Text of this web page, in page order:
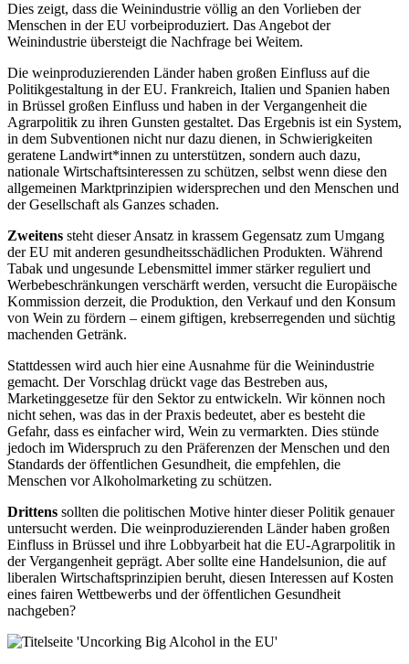
Dies zeigt, dass die Weinindustrie völlig an den Vorlieben der
Menschen in der EU vorbeiproduziert. Das Angebot der
Weinindustrie übersteigt die Nachfrage bei Weitem.
Die weinproduzierenden Länder haben großen Einfluss auf die
Politikgestaltung in der EU. Frankreich, Italien und Spanien haben
in Brüssel großen Einfluss und haben in der Vergangenheit die
Agrarpolitik zu ihren Gunsten gestaltet. Das Ergebnis ist ein System,
in dem Subventionen nicht nur dazu dienen, in Schwierigkeiten
geratene Landwirt*innen zu unterstützen, sondern auch dazu,
nationale Wirtschaftsinteressen zu schützen, selbst wenn diese den
allgemeinen Marktprinzipien widersprechen und den Menschen und
der Gesellschaft als Ganzes schaden.
Zweitens steht dieser Ansatz in krassem Gegensatz zum Umgang
der EU mit anderen gesundheitsschädlichen Produkten. Während
Tabak und ungesunde Lebensmittel immer stärker reguliert und
Werbebeschränkungen verschärft werden, versucht die Europäische
Kommission derzeit, die Produktion, den Verkauf und den Konsum
von Wein zu fördern – einem giftigen, krebserregenden und süchtig
machenden Getränk.
Stattdessen wird auch hier eine Ausnahme für die Weinindustrie
gemacht. Der Vorschlag drückt vage das Bestreben aus,
Marketinggesetze für den Sektor zu entwickeln. Wir können noch
nicht sehen, was das in der Praxis bedeutet, aber es besteht die
Gefahr, dass es einfacher wird, Wein zu vermarkten. Dies stünde
jedoch im Widerspruch zu den Präferenzen der Menschen und den
Standards der öffentlichen Gesundheit, die empfehlen, die
Menschen vor Alkoholmarketing zu schützen.
Drittens sollten die politischen Motive hinter dieser Politik genauer
untersucht werden. Die weinproduzierenden Länder haben großen
Einfluss in Brüssel und ihre Lobbyarbeit hat die EU-Agrarpolitik in
der Vergangenheit geprägt. Aber sollte eine Handelsunion, die auf
liberalen Wirtschaftsprinzipien beruht, diesen Interessen auf Kosten
eines fairen Wettbewerbs und der öffentlichen Gesundheit
nachgeben?